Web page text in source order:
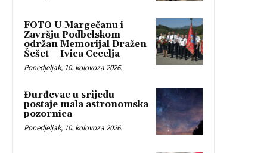
FOTO U Margečanu i
Završju Podbelskom
održan Memorijal Dražen
Šešet – Ivica Cecelja
Ponedjeljak, 10. kolovoza 2026.
Đurđevac u srijedu
postaje mala astronomska
pozornica
Ponedjeljak, 10. kolovoza 2026.